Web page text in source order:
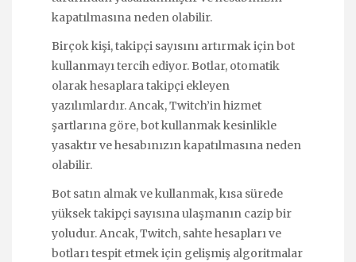
kapatılmasına neden olabilir.
Birçok kişi, takipçi sayısını artırmak için bot
kullanmayı tercih ediyor. Botlar, otomatik
olarak hesaplara takipçi ekleyen
yazılımlardır. Ancak, Twitch’in hizmet
şartlarına göre, bot kullanmak kesinlikle
yasaktır ve hesabınızın kapatılmasına neden
olabilir.
Bot satın almak ve kullanmak, kısa sürede
yüksek takipçi sayısına ulaşmanın cazip bir
yoludur. Ancak, Twitch, sahte hesapları ve
botları tespit etmek için gelişmiş algoritmalar